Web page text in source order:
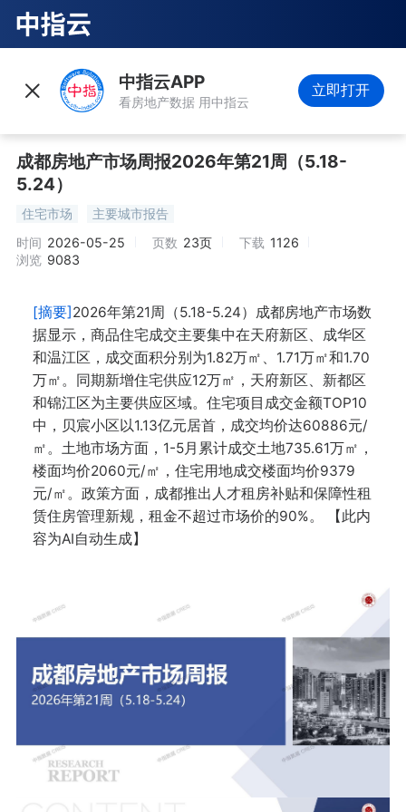
中指云APP
看房地产数据 用中指云
立即打开
成都房地产市场周报2026年第21周（5.18-
5.24）
住宅市场
主要城市报告
时间 2026-05-25 页数 23页 下载 1126
浏览 9083
[摘要]2026年第21周（5.18-5.24）成都房地产市场数
据显示，商品住宅成交主要集中在天府新区、成华区
和温江区，成交面积分别为1.82万㎡、1.71万㎡和1.70
万㎡。同期新增住宅供应12万㎡，天府新区、新都区
和锦江区为主要供应区域。住宅项目成交金额TOP10
中，贝宸小区以1.13亿元居首，成交均价达60886元/
㎡。土地市场方面，1-5月累计成交土地735.61万㎡，
楼面均价2060元/㎡，住宅用地成交楼面均价9379
元/㎡。政策方面，成都推出人才租房补贴和保障性租
赁住房管理新规，租金不超过市场价的90%。 【此内
容为AI自动生成】